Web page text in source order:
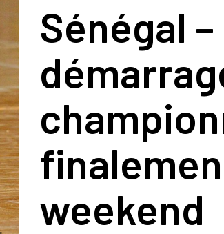
Sénégal
weekend